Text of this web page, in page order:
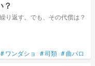
？
り返す。でも、その代償は？
#ワンダショ #司類 #曲パロ